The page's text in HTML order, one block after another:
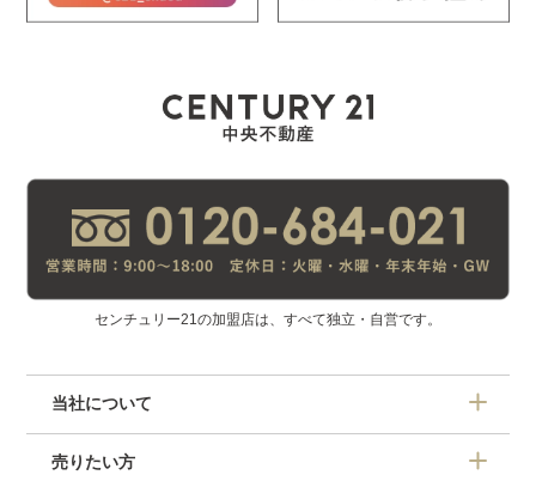
センチュリー21の加盟店は、すべて独立・自営です。
当社について
売りたい方